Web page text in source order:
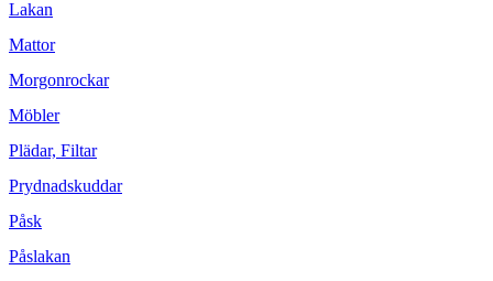
Lakan
Mattor
Morgonrockar
Möbler
Plädar, Filtar
Prydnadskuddar
Påsk
Påslakan